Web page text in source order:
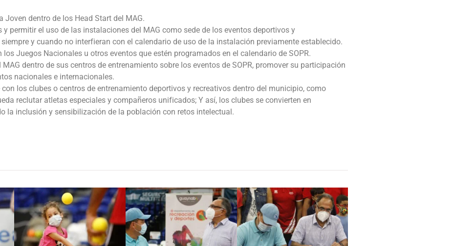
Joven dentro de los Head Start del MAG.
y permitir el uso de las instalaciones del MAG como sede de los eventos deportivos y
y cuando no interfieran con el calendario de uso de la instalación previamente establecido.
los Juegos Nacionales u otros eventos que estén programados en el calendario de SOPR.
dentro de sus centros de entrenamiento sobre los eventos de SOPR, promover su participación
nacionales e internacionales.
con los clubes o centros de entrenamiento deportivos y recreativos dentro del municipio, como
reclutar atletas especiales y compañeros unificados; Y así, los clubes se convierten en
la inclusión y sensibilización de la población con retos intelectual.